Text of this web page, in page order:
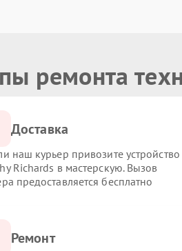
ремонта
Доставка
наш курьер привозите устройство
Richards в мастерскую. Вызов
предоставляется бесплатно
Ремонт